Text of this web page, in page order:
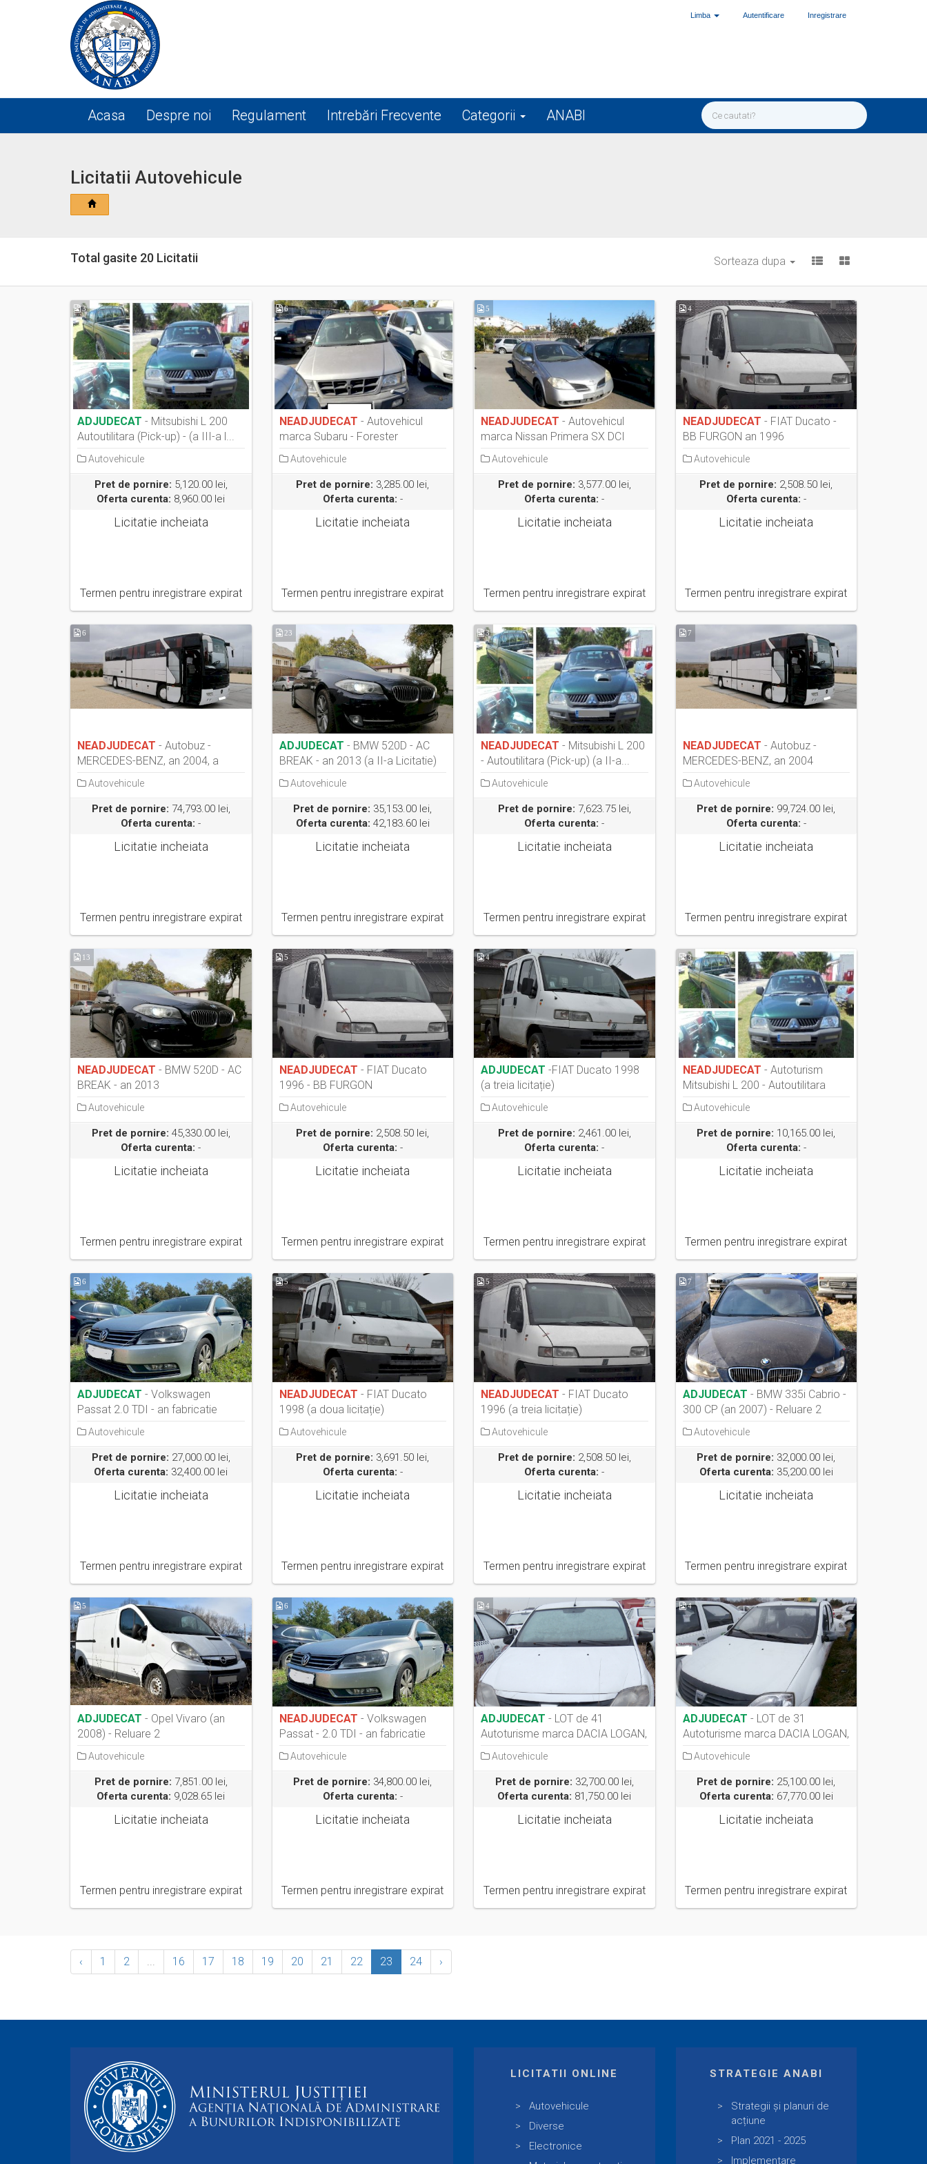
Limba Autentificare Inregistrare
Acasa Despre noi Regulament Intrebări Frecvente Categorii ANABI
Licitatii Autovehicule
Total gasite 20 Licitatii Sorteaza dupa
3
ADJUDECAT - Mitsubishi L 200
Autoutilitara (Pick-up) - (a III-a l...
Autovehicule
Pret de pornire: 5,120.00 lei,
Oferta curenta: 8,960.00 lei
Licitatie incheiata
Termen pentru inregistrare expirat
6
NEADJUDECAT - Autovehicul
marca Subaru - Forester
Autovehicule
Pret de pornire: 3,285.00 lei,
Oferta curenta: -
Licitatie incheiata
Termen pentru inregistrare expirat
5
NEADJUDECAT - Autovehicul
marca Nissan Primera SX DCI
Autovehicule
Pret de pornire: 3,577.00 lei,
Oferta curenta: -
Licitatie incheiata
Termen pentru inregistrare expirat
4
NEADJUDECAT - FIAT Ducato -
BB FURGON an 1996
Autovehicule
Pret de pornire: 2,508.50 lei,
Oferta curenta: -
Licitatie incheiata
Termen pentru inregistrare expirat
6
NEADJUDECAT - Autobuz -
MERCEDES-BENZ, an 2004, a
doua licitație
Autovehicule
Pret de pornire: 74,793.00 lei,
Oferta curenta: -
Licitatie incheiata
Termen pentru inregistrare expirat
23
ADJUDECAT - BMW 520D - AC
BREAK - an 2013 (a II-a Licitatie)
Autovehicule
Pret de pornire: 35,153.00 lei,
Oferta curenta: 42,183.60 lei
Licitatie incheiata
Termen pentru inregistrare expirat
3
NEADJUDECAT - Mitsubishi L 200
- Autoutilitara (Pick-up) (a II-a...
Autovehicule
Pret de pornire: 7,623.75 lei,
Oferta curenta: -
Licitatie incheiata
Termen pentru inregistrare expirat
7
NEADJUDECAT - Autobuz -
MERCEDES-BENZ, an 2004
Autovehicule
Pret de pornire: 99,724.00 lei,
Oferta curenta: -
Licitatie incheiata
Termen pentru inregistrare expirat
13
NEADJUDECAT - BMW 520D - AC
BREAK - an 2013
Autovehicule
Pret de pornire: 45,330.00 lei,
Oferta curenta: -
Licitatie incheiata
Termen pentru inregistrare expirat
5
NEADJUDECAT - FIAT Ducato
1996 - BB FURGON
Autovehicule
Pret de pornire: 2,508.50 lei,
Oferta curenta: -
Licitatie incheiata
Termen pentru inregistrare expirat
4
ADJUDECAT -FIAT Ducato 1998
(a treia licitație)
Autovehicule
Pret de pornire: 2,461.00 lei,
Oferta curenta: -
Licitatie incheiata
Termen pentru inregistrare expirat
3
NEADJUDECAT - Autoturism
Mitsubishi L 200 - Autoutilitara
(Pick-u...
Autovehicule
Pret de pornire: 10,165.00 lei,
Oferta curenta: -
Licitatie incheiata
Termen pentru inregistrare expirat
6
ADJUDECAT - Volkswagen
Passat 2.0 TDI - an fabricatie
2012 (a dou...
Autovehicule
Pret de pornire: 27,000.00 lei,
Oferta curenta: 32,400.00 lei
Licitatie incheiata
Termen pentru inregistrare expirat
5
NEADJUDECAT - FIAT Ducato
1998 (a doua licitație)
Autovehicule
Pret de pornire: 3,691.50 lei,
Oferta curenta: -
Licitatie incheiata
Termen pentru inregistrare expirat
5
NEADJUDECAT - FIAT Ducato
1996 (a treia licitație)
Autovehicule
Pret de pornire: 2,508.50 lei,
Oferta curenta: -
Licitatie incheiata
Termen pentru inregistrare expirat
7
ADJUDECAT - BMW 335i Cabrio -
300 CP (an 2007) - Reluare 2
Autovehicule
Pret de pornire: 32,000.00 lei,
Oferta curenta: 35,200.00 lei
Licitatie incheiata
Termen pentru inregistrare expirat
5
ADJUDECAT - Opel Vivaro (an
2008) - Reluare 2
Autovehicule
Pret de pornire: 7,851.00 lei,
Oferta curenta: 9,028.65 lei
Licitatie incheiata
Termen pentru inregistrare expirat
6
NEADJUDECAT - Volkswagen
Passat - 2.0 TDI - an fabricatie
2012 -...
Autovehicule
Pret de pornire: 34,800.00 lei,
Oferta curenta: -
Licitatie incheiata
Termen pentru inregistrare expirat
4
ADJUDECAT - LOT de 41
Autoturisme marca DACIA LOGAN,
an fabricați...
Autovehicule
Pret de pornire: 32,700.00 lei,
Oferta curenta: 81,750.00 lei
Licitatie incheiata
Termen pentru inregistrare expirat
4
ADJUDECAT - LOT de 31
Autoturisme marca DACIA LOGAN,
an fabricați...
Autovehicule
Pret de pornire: 25,100.00 lei,
Oferta curenta: 67,770.00 lei
Licitatie incheiata
Termen pentru inregistrare expirat
‹ 1 2 ... 16 17 18 19 20 21 22 23 24 ›
LICITATII ONLINE
Autovehicule
Diverse
Electronice
STRATEGIE ANABI
Strategii și planuri de
acțiune
Plan 2021 - 2025
Implementare